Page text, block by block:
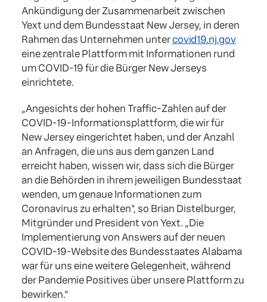
Ankündigung der Zusammenarbeit zwischen
Yext und dem Bundesstaat New Jersey, in deren
Rahmen das Unternehmen untercovid19.nj.gov
eine zentrale Plattform mit Informationen rund
um COVID-19 für die Bürger New Jerseys
einrichtete.
„Angesichts der hohen Traffic-Zahlen auf der
COVID-19-Informationsplattform, die wir für
New Jersey eingerichtet haben, und der Anzahl
an Anfragen, die uns aus dem ganzen Land
erreicht haben, wissen wir, dass sich die Bürger
an die Behörden in ihrem jeweiligen Bundesstaat
wenden, um genaue Informationen zum
Coronavirus zu erhalten", so Brian Distelburger,
Mitgründer und President von Yext. „Die
Implementierung von Answers auf der neuen
COVID-19-Website des Bundesstaates Alabama
war für uns eine weitere Gelegenheit, während
der Pandemie Positives über unsere Plattform zu
bewirken."